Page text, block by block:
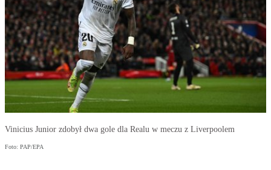
Vinicius Junior zdobył dwa gole dla Realu w meczu z Liverpoolem
Foto: PAP/EPA